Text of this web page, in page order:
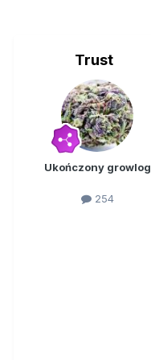
Trust
Ukończony growlog
254